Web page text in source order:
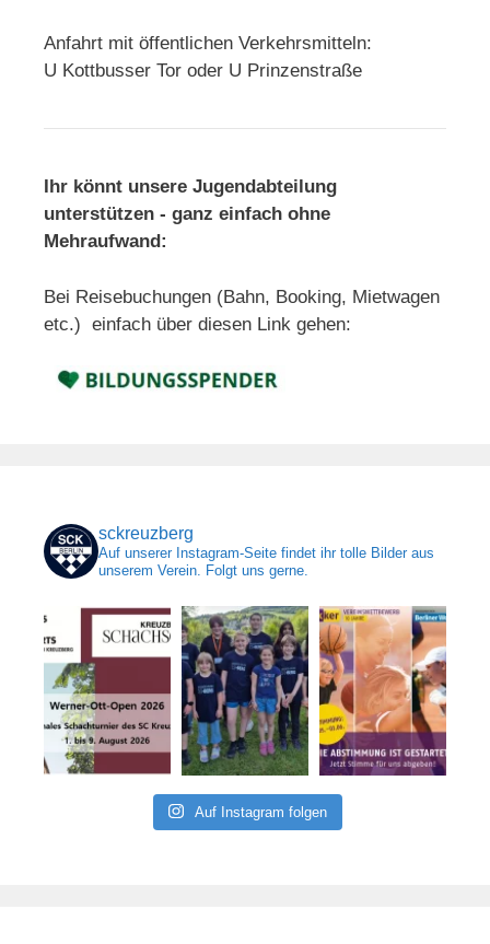
Anfahrt mit öffentlichen Verkehrsmitteln:
U Kottbusser Tor oder U Prinzenstraße
Ihr könnt unsere Jugendabteilung
unterstützen - ganz einfach ohne
Mehraufwand:
Bei Reisebuchungen (Bahn, Booking, Mietwagen
etc.) einfach über diesen Link gehen:
sckreuzberg
Auf unserer Instagram-Seite findet ihr tolle Bilder aus
unserem Verein. Folgt uns gerne.
Auf Instagram folgen